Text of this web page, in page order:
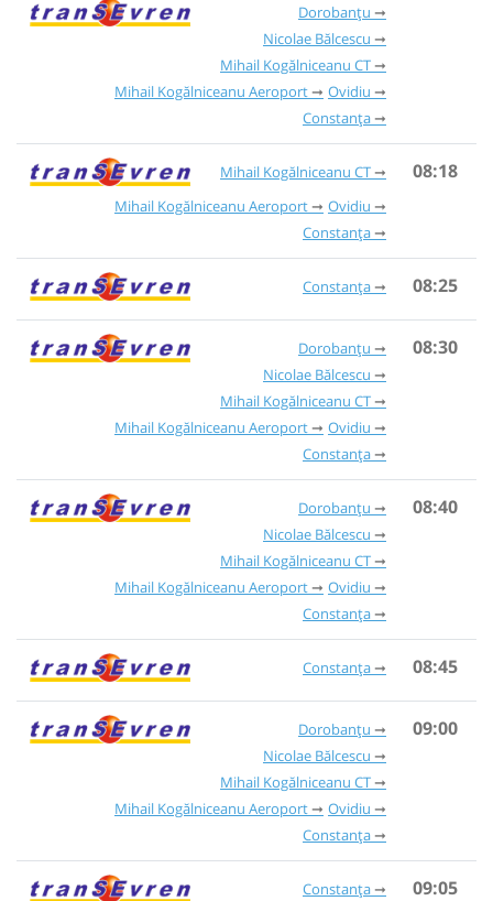
Dorobanțu
Nicolae Bălcescu
Mihail Kogălniceanu CT
Mihail Kogălniceanu Aeroport
Ovidiu
Constanța
Mihail Kogălniceanu CT
Mihail Kogălniceanu Aeroport
Ovidiu
Constanța
08:18
Constanța 08:25
Dorobanțu
Nicolae Bălcescu
Mihail Kogălniceanu CT
Mihail Kogălniceanu Aeroport
Ovidiu
Constanța
08:30
Dorobanțu
Nicolae Bălcescu
Mihail Kogălniceanu CT
Mihail Kogălniceanu Aeroport
Ovidiu
Constanța
08:40
Constanța 08:45
Dorobanțu
Nicolae Bălcescu
Mihail Kogălniceanu CT
Mihail Kogălniceanu Aeroport
Ovidiu
Constanța
09:00
Constanța 09:05